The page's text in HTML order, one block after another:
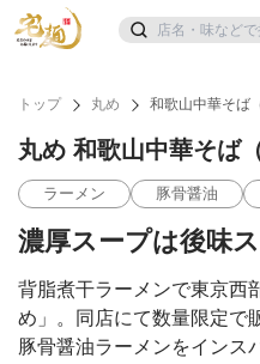
トップ 丸め 和歌山中華そば
丸め 和歌山中華そば
ラーメン 豚骨醤油
濃厚スープは後味
背脂煮干ラーメンで東京
め」。同店にて数量限定で
豚骨醤油ラーメンをインス